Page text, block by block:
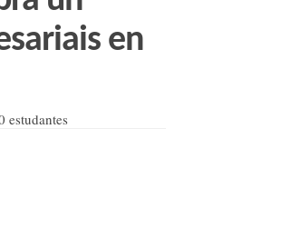
en
estudantes